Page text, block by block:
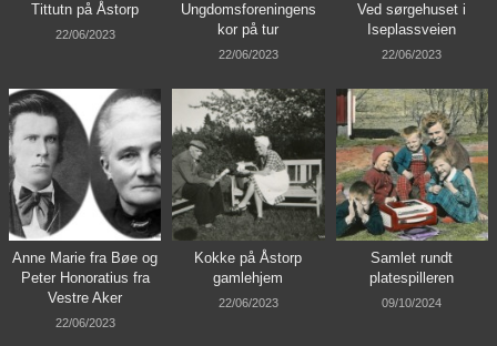
Tittutn på Åstorp
22/06/2023
Ungdomsforeningens
kor på tur
22/06/2023
Ved sørgehuset i
Iseplassveien
22/06/2023
Anne Marie fra Bøe og
Peter Honoratius fra
Vestre Aker
22/06/2023
Kokke på Åstorp
gamlehjem
22/06/2023
Samlet rundt
platespilleren
09/10/2024